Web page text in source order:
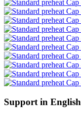
Support in English